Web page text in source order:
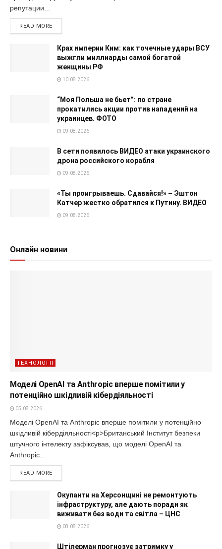
репутации...
READ MORE
Крах империи Ким: как точечные удары ВСУ
выжгли миллиарды самой богатой
женщины РФ
10.08.2026
“Моя Польша не бьет”: по стране
прокатились акции против нападений на
украинцев. ФОТО
09.08.2026
В сети появилось ВИДЕО атаки украинского
дрона российского корабля
09.08.2026
«Ты проигрываешь. Сдавайся!» – Эштон
Катчер жестко обратился к Путину. ВИДЕО
09.08.2026
Онлайн новини
ТЕХНОЛОГІЇ
Моделі OpenAI та Anthropic вперше помітили у
потенційно шкідливій кібердіяльності
05.08.2026
Моделі OpenAI та Anthropic вперше помітили у потенційно
шкідливій кібердіяльності<p>Британський Інститут безпеки
штучного інтелекту зафіксував, що моделі OpenAI та
Anthropic...
READ MORE
Окупанти на Херсонщині не ремонтують
інфраструктуру, але дають поради як
виживати без води та світла – ЦНС
08.08.2026
Штілерман прогнозує затримку у